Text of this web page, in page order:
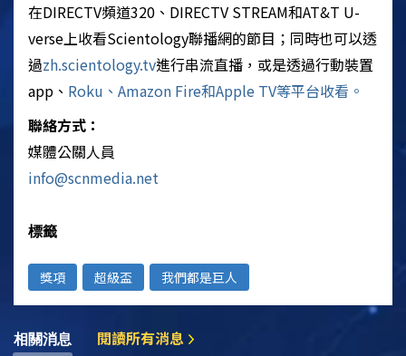
在DIRECTV頻道320、DIRECTV STREAM和AT&T U-
verse上收看Scientology聯播網的節目；同時也可以透
過zh.scientology.tv進行串流直播，或是透過行動裝置
app、 Roku、Amazon Fire和Apple TV等平台收看。
聯絡方式：
媒體公關人員
info@scnmedia.net
標籤
獎項 超級盃 我們都是巨人
相關消息 閱讀所有消息